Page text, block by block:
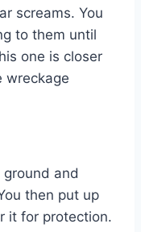
screams. You
to them until
one is closer
wreckage
and
then put up
it for protection.